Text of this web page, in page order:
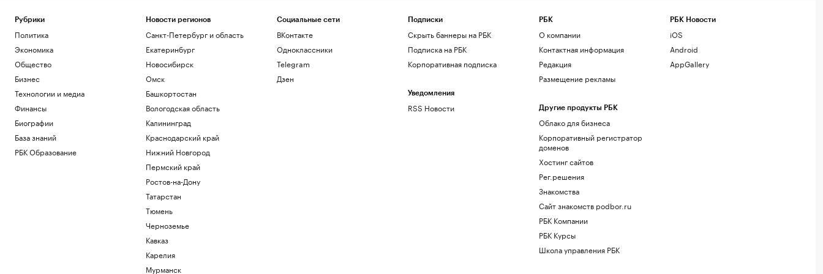
Рубрики
Политика
Экономика
Общество
Бизнес
Технологии и медиа
Финансы
Биографии
База знаний
РБК Образование
Новости регионов
Санкт-Петербург и область
Екатеринбург
Новосибирск
Омск
Башкортостан
Вологодская область
Калининград
Краснодарский край
Нижний Новгород
Пермский край
Ростов-на-Дону
Татарстан
Тюмень
Черноземье
Кавказ
Карелия
Мурманск
Социальные сети
ВКонтакте
Одноклассники
Telegram
Дзен
Подписки
Скрыть баннеры на РБК
Подписка на РБК
Корпоративная подписка
Уведомления
RSS Новости
РБК
О компании
Контактная информация
Редакция
Размещение рекламы
Другие продукты РБК
Облако для бизнеса
Корпоративный регистратор
доменов
Хостинг сайтов
Рег.решения
Знакомства
Сайт знакомств podbor.ru
РБК Компании
РБК Курсы
Школа управления РБК
РБК Новости
iOS
Android
AppGallery